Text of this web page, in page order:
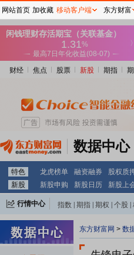
财经 焦点 股票 新股 期指
数据中心
特色 龙虎榜单 融资融券 股权质
新股
新股申购 新股日历 新股上
行情中心 指数 期指 期权 个股
东方财富网 > 数
网站首页 加收藏 移动客户端 东方财富